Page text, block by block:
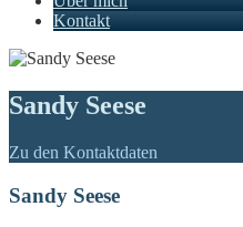
Kontakt
Sandy Seese
Zu den Kontaktdaten
Sandy Seese